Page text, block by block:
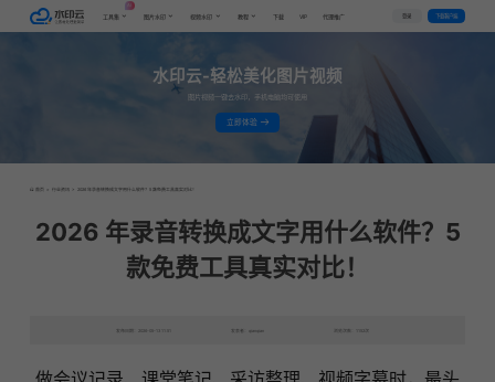
工具集 图片水印 视频水印 教程 下载 VIP 代理推广 登录 下载客户端
水印云-轻松美化图片视频
图片视频一键去水印，手机电脑均可使用
立即体验
首页 > 行业资讯 > 2026 年录音转换成文字用什么软件？5 款免费工具真实对比！
2026 年录音转换成文字用什么软件？5
款免费工具真实对比！
发布日期：2026-05-13 11:51 发表者：qianqian 浏览次数：1152次